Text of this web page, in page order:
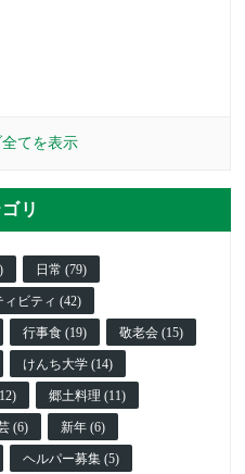
てを表示
リ
日常 (79)
ィビティ (42)
行事食 (19) 敬老会 (15)
けんち大学 (14)
郷土料理 (11)
(6) 新年 (6)
ヘルパー募集 (5)